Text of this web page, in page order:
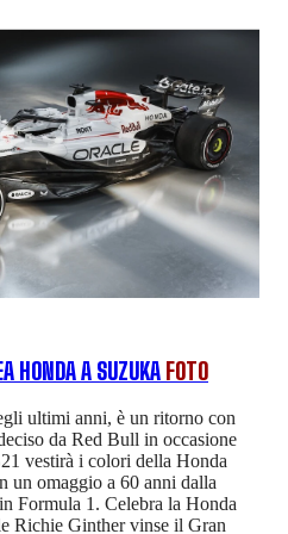
HONDA A SUZUKA FOTO
ultimi anni, è un ritorno con
da Red Bull in occasione
vestirà i colori della Honda
un omaggio a 60 anni dalla
Formula 1. Celebra la Honda
Richie Ginther vinse il Gran